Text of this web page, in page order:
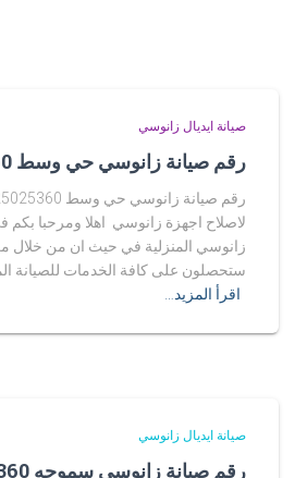
صيانة ايديال زانوسي
رقم صيانة زانوسي حي وسط 01225025360
لاصلاح اجهزة زانوسي اهلا ومرحبا بكم
زانوسي المنزلية في حيث ان من خلال
ستحصلون على كافة الخدمات للصيانة
اقرأ المزيد…
صيانة ايديال زانوسي
رقم صيانة زانوسي سموحه 01225025360